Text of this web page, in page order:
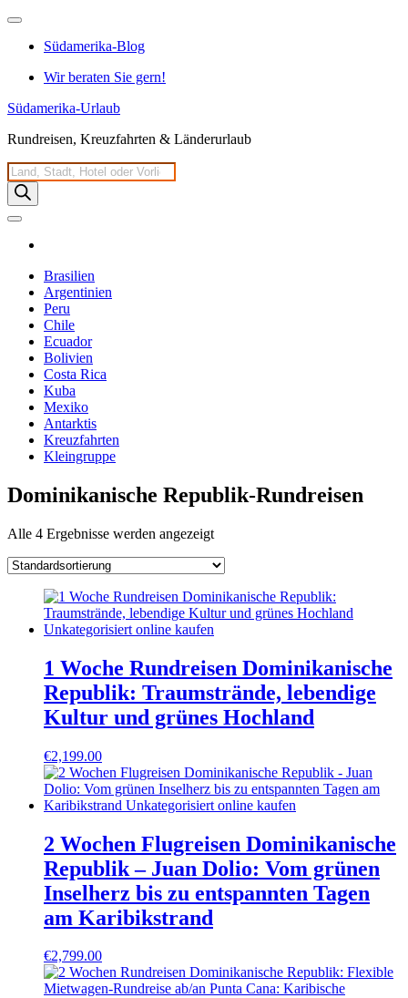
Zum
springenSüdamerika-Blog
Wir beraten Sie gern!
Südamerika-Urlaub
Rundreisen, Kreuzfahrten & Länderurlaub
Products
search
Brasilien
Argentinien
Peru
Chile
Ecuador
Bolivien
Costa Rica
Kuba
Mexiko
Antarktis
Kreuzfahrten
Kleingruppe
Dominikanische Republik-Rundreisen
Alle 4 Ergebnisse werden angezeigt
1 Woche Rundreisen Dominikanische
Republik: Traumstrände, lebendige
Kultur und grünes Hochland
€2,199.00
2 Wochen Flugreisen Dominikanische
Republik – Juan Dolio: Vom grünen
Inselherz bis zu entspannten Tagen
am Karibikstrand
€2,799.00